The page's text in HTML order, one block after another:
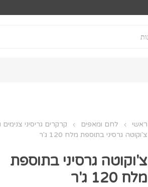
ראשי לחם ומאפים
קרקרים גריסיני
צ'וקוטה גרסיני בתוספת מלח 120 ג'ר
צ'וקוטה גרסיני בתוספת
מלח 120 ג'ר